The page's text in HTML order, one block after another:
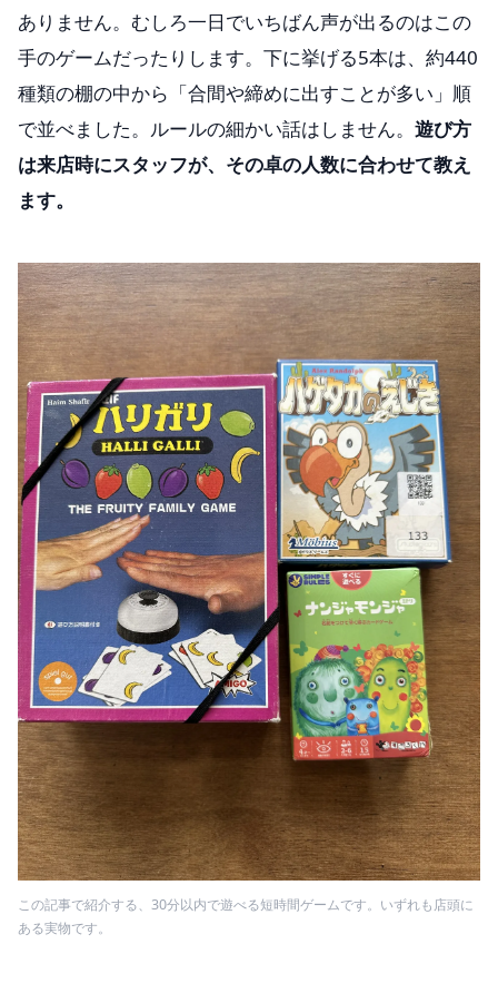
ありません。むしろ一日でいちばん声が出るのはこの
手のゲームだったりします。下に挙げる5本は、約440
種類の棚の中から「合間や締めに出すことが多い」順
で並べました。ルールの細かい話はしません。 遊び方
は来店時にスタッフが、その卓の人数に合わせて教え
ます。
この記事で紹介する、30分以内で遊べる短時間ゲームです。いずれも店頭に
ある実物です。